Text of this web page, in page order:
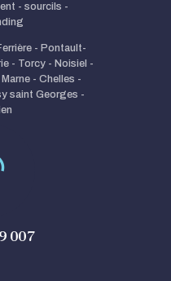
- sourcils -
- Pontault-
- Torcy - Noisiel -
- Chelles -
saint Georges -
007